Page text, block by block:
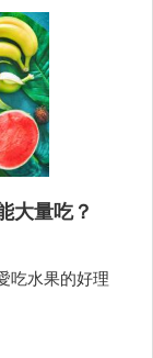
大量吃？
吃水果的好理